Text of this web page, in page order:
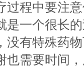
过程中要注
是一个很长
没有特殊药
也需要时间